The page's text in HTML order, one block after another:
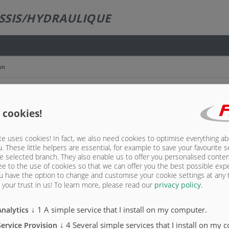
HYDRAULIQUE
protection, largeur extérieure du sous-châssis env. 830 mm, hauteur env. 240 mm
côté volant, par ex. 120 kp ou N7M, PTO ED 120, EPTT 650, avec
de l’embrayage pour NH1/NH2/NH4C avec électrovanne 24 V NG 10,
....
supplémentaire sur le véhicule
se trouve en position de chargement.
d’utilisation en cas d’actionnement des deux boutons)
cookies!
uses cookies! In fact, we also need cookies to optimise everything
These little helpers are essential, for example to save your favourite
selected branch. They also enable us to offer you personalised
to the use of cookies so that we can offer you the best possible
have the option to change and customise your cookie settings at any
trust in us! To learn more, please read our privacy policy.
↓ 1 A simple service that I install on my computer.
Provision ↓ 4 Several simple services that I install on my